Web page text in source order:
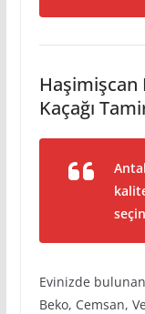
Haşimişcan
Kaçağı
Evinizde bulunan
Beko, Cemsan,